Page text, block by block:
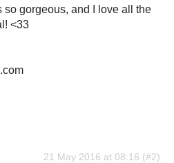
so gorgeous, and I love all the
<33
21 May 2016 at 08:16